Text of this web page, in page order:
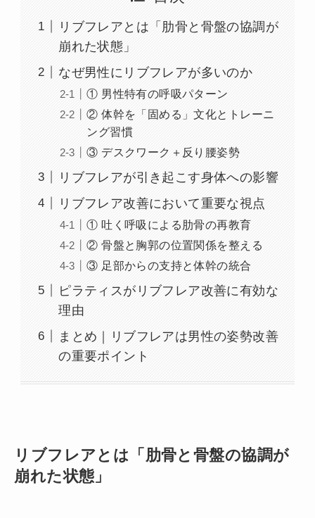
リブフレアとは「肋骨と骨盤の協調が
崩れた状態」
なぜ男性にリブフレアが多いのか
① 男性特有の呼吸パターン
② 体幹を「固める」文化とトレーニ
ング習慣
③ デスクワーク＋反り腰姿勢
リブフレアが引き起こす身体への影響
リブフレア改善において重要な視点
① 吐く呼吸による肋骨の再教育
② 骨盤と胸郭の位置関係を整える
③ 足部からの支持と体幹の統合
ピラティスがリブフレア改善に有効な
理由
まとめ｜リブフレアは男性の姿勢改善
の重要ポイント
リブフレアとは「肋骨と骨盤の協調が
崩れた状態」